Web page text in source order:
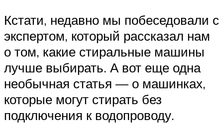
Кстати, недавно мы побеседовали с
экспертом, который рассказал нам
о том, какие стиральные машины
лучше выбирать. А вот еще одна
необычная статья — о машинках,
которые могут стирать без
подключения к водопроводу.